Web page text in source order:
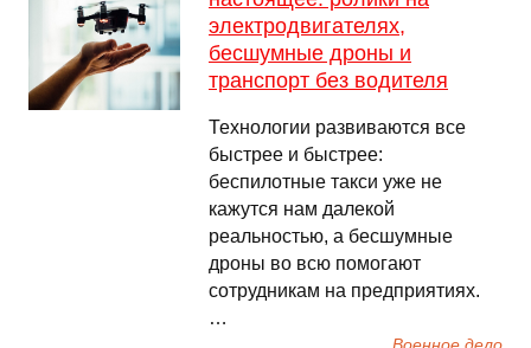
электродвигателях,
бесшумные дроны и
транспорт без водителя
Технологии развиваются все
быстрее и быстрее:
беспилотные такси уже не
кажутся нам далекой
реальностью, а бесшумные
дроны во всю помогают
сотрудникам на предприятиях.
…